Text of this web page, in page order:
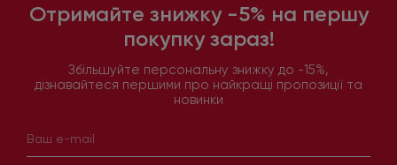
Отримайте знижку -5% на першу
покупку зараз!
Збільшуйте персональну знижку до -15%,
дізнавайтеся першими про найкращі пропозиції та
новинки